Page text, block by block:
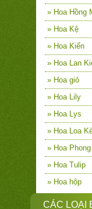
» Hoa Hồng
» Hoa Kệ
» Hoa Kiển
» Hoa Lan
» Hoa giỏ
» Hoa Lily
» Hoa Lys
» Hoa Loa
» Hoa
» Hoa Tulip
» Hoa hộp
CÁC LOẠI